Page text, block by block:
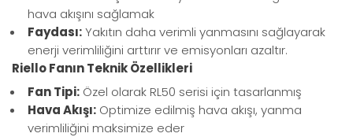
hava akışını sağlamak
Faydası:Yakıtın daha verimli yanmasını sağlayarak
enerji verimliliğini arttırır ve emisyonları azaltır.
RielloFanın Teknik Özellikleri
Fan Tipi: Özel olarak RL50 serisi için tasarlanmış
Hava Akışı: Optimize edilmiş hava akışı, yanma
verimliliğini maksimize eder